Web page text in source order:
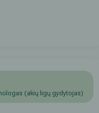
(akių ligų gydytojas)